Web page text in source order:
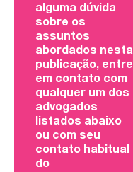
alguma dúvida
sobre os
assuntos
abordados nesta
publicação, entre
em contato com
qualquer um dos
advogados
listados abaixo
ou com seu
contato habitual
do